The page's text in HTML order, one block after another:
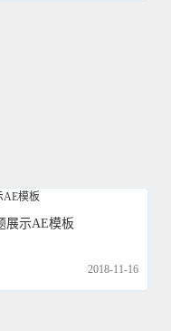
展示AE模板
2018-11-16